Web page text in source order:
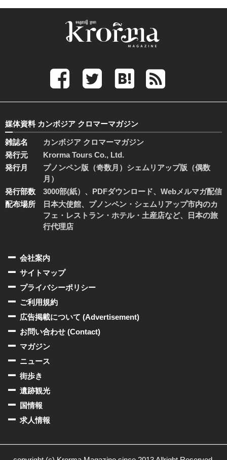
媒体資料 カンボジア クロマーマガジン
雑誌名
カンボジア クロマーマガジン
発行元
Krorma Tours Co., Ltd.
発行月
プノンペン版（奇数月）シェムリアップ版（偶数
月）
発行部数
3000部(紙）、PDFダウンロード、Webメルマガ配信
配布場所
日本大使館、プノンペン・シェムリアップ市内のカ
フェ・レストラン・ホテル・土産店など、日本の旅
行代理店
会社案内
サイトマップ
プライバシーポリシー
ご利用規約
広告掲載について (Advertisement)
お問い合わせ (Contact)
マガジン
ニュース
街歩き
遺跡観光
国情報
求人情報